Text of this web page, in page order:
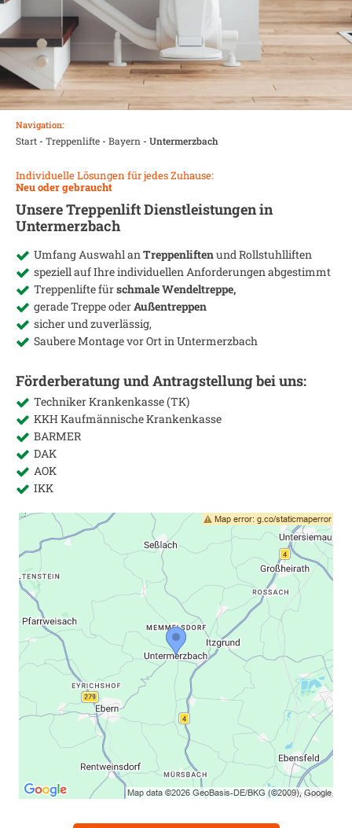
Navigation:
Start- Treppenlifte- Bayern - Untermerzbach
Individuelle Lösungen für jedes Zuhause:
Neu oder gebraucht
Unsere Treppenlift Dienstleistungen in
Untermerzbach
Umfang Auswahl anTreppenliftenund Rollstuhlliften
speziell auf Ihre individuellen Anforderungen abgestimmt
Treppenlifte fürschmale Wendeltreppe,
gerade Treppe oderAußentreppen
sicher und zuverlässig,
Saubere Montage vor Ort inUntermerzbach
Förderberatung und Antragstellung bei uns:
Techniker Krankenkasse (TK)
KKH Kaufmännische Krankenkasse
BARMER
DAK
AOK
IKK